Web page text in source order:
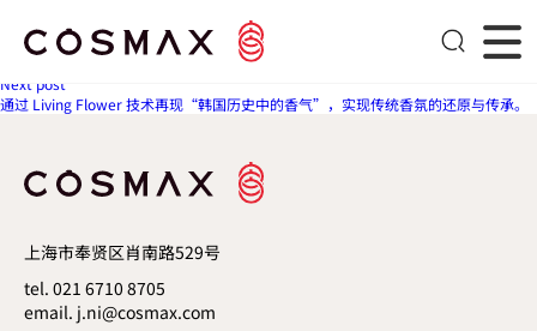
性。
文章导航
Next post
通过 Living Flower 技术再现“韩国历史中的香气”，实现传统香氛的还原与传承。
上海市奉贤区肖南路529号
tel. 021 6710 8705
email. j.ni@cosmax.com